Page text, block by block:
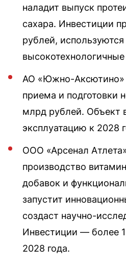
наладит выпуск
сахара. Инвестиции
рублей, используются
АО «Южно-Аксютино»
приема и подготовки
млрд рублей. Объект
эксплуатацию к 2028
ООО «Арсенал
производство
добавок и
запустит
создаст научно-
Инвестиции — более
2028 года.